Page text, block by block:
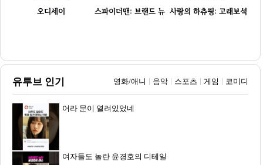
오디세이
스파이더맨: 브랜드 뉴
사랑의 하츄핑: 고래보석
코미디
게임
스포츠
음악
영화/애니
유투브 인기
어라 문이 열려있었네
여자들도 놀란 윤경호의 디테일